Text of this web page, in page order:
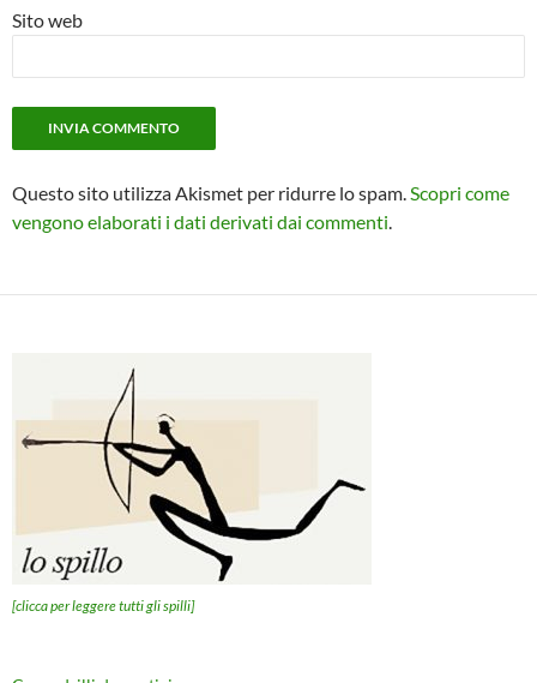
Sito web
Questo sito utilizza Akismet per ridurre lo spam. Scopri come
vengono elaborati i dati derivati dai commenti
[clicca per leggere tutti gli spilli]